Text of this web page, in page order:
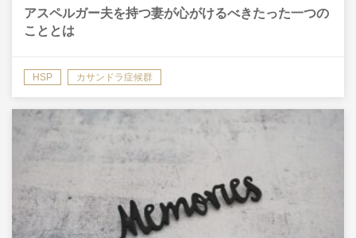
アスペルガー夫を持つ妻が心がけるべきたった一つの
こととは
HSP カサンドラ症候群